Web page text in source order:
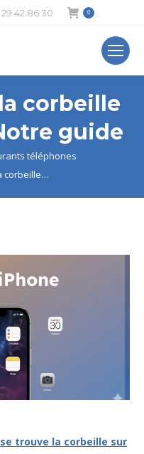
42 86 30 0
corbeille
guide
téléphones
corbeille…
trouve la corbeille sur